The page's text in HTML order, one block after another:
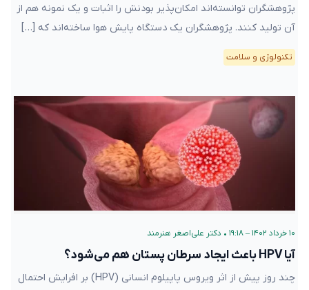
پژوهشگران توانسته‌اند امکان‌پذیر بودنش را اثبات و یک نمونه هم از
آن تولید کنند. پژوهشگران یک دستگاه پایش هوا ساخته‌اند که […]
تکنولوژی و سلامت
۱۰ خرداد ۱۴۰۲ – ۱۹:۱۸ • دکتر علی‌اصغر هنرمند
آیا HPV باعث ایجاد سرطان پستان هم می‌شود؟
چند روز پیش از اثر ویروس پاپیلوم انسانی (HPV) بر افرایش احتمال